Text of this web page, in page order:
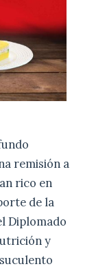
remisión a
rico en
de la
Diplomado
y